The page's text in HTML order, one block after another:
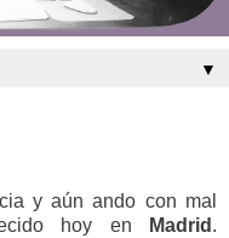
▼
y aún ando con mal
hoy en Madrid .